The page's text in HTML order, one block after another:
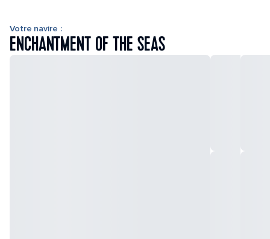
Votre navire :
ENCHANTMENT OF THE SEAS